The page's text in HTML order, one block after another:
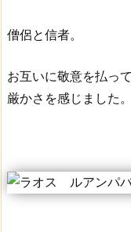
僧侶と信者。
お互いに敬意を払っ
厳かさを感じました。